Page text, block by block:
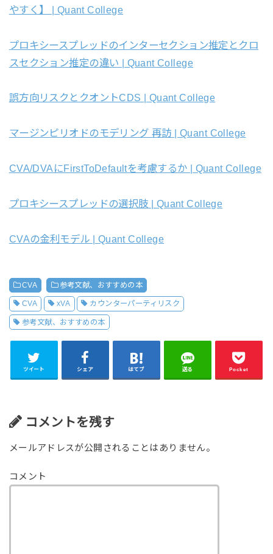
やすく】 | Quant College
プロキシースプレッドのインターセクション推定とクロ
スセクション推定の違い | Quant College
誤方向リスクとクオントCDS | Quant College
マージンピリオドのモデリング 再訪 | Quant College
CVA/DVAにFirstToDefaultを考慮するか | Quant College
プロキシースプレッドの選択肢 | Quant College
CVAの金利モデル | Quant College
CVA 参考文献、おすすめの本
CVA xVA カウンターパーティリスク
参考文献、おすすめの本
ツイート シェア はてブ 送る Pocket
コメントを残す
メールアドレスが公開されることはありません。
コメント